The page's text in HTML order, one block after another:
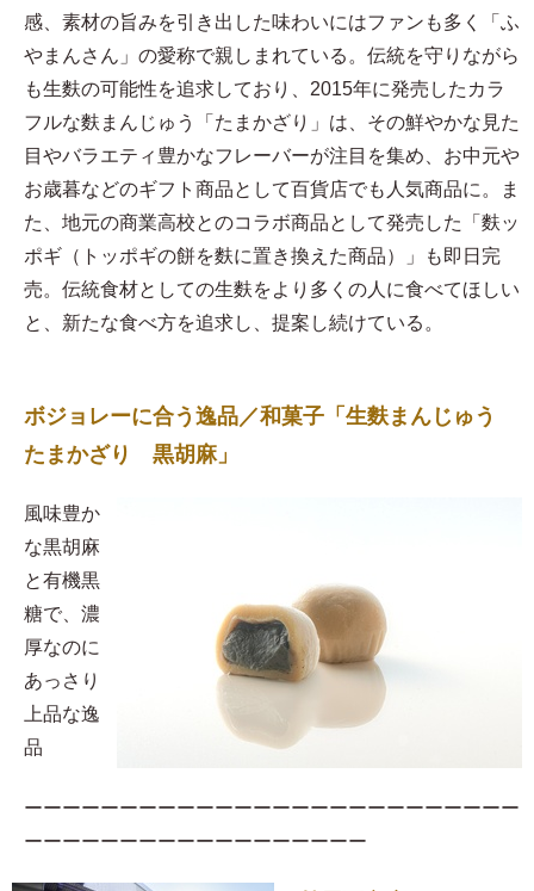
感、素材の旨みを引き出した味わいにはファンも多く「ふ
やまんさん」の愛称で親しまれている。伝統を守りながら
も生麩の可能性を追求しており、2015年に発売したカラ
フルな麩まんじゅう「たまかざり」は、その鮮やかな見た
目やバラエティ豊かなフレーバーが注目を集め、お中元や
お歳暮などのギフト商品として百貨店でも人気商品に。ま
た、地元の商業高校とのコラボ商品として発売した「麩ッ
ポギ（トッポギの餅を麩に置き換えた商品）」も即日完
売。伝統食材としての生麩をより多くの人に食べてほしい
と、新たな食べ方を追求し、提案し続けている。
ボジョレーに合う逸品／和菓子「生麩まんじゅう
たまかざり 黒胡麻」
風味豊か
な黒胡麻
と有機黒
糖で、濃
厚なのに
あっさり
上品な逸
品
ーーーーーーーーーーーーーーーーーーーーーーーーーー
ーーーーーーーーーーーーーーーーーー